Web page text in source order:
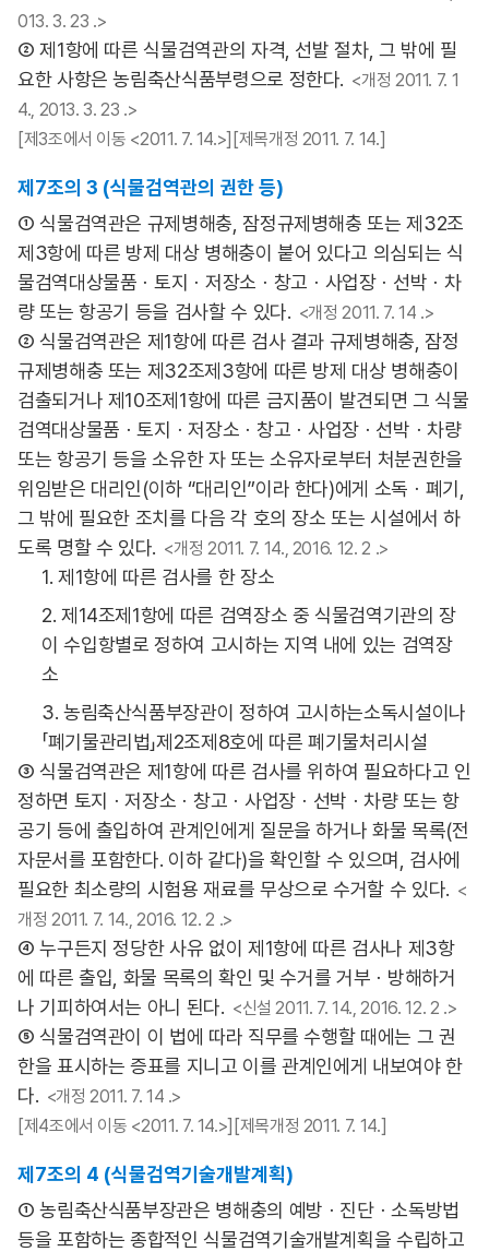
013. 3. 23 .>
② 제1항에 따른 식물검역관의 자격, 선발 절차, 그 밖에 필
요한 사항은 농림축산식품부령으로 정한다. <개정 2011. 7. 1
4., 2013. 3. 23 .>
[제3조에서 이동 <2011. 7. 14.>][제목개정 2011. 7. 14.]
제7조의 3 (식물검역관의 권한 등)
① 식물검역관은 규제병해충, 잠정규제병해충 또는 제32조
제3항에 따른 방제 대상 병해충이 붙어 있다고 의심되는 식
물검역대상물품ㆍ토지ㆍ저장소ㆍ창고ㆍ사업장ㆍ선박ㆍ차
량 또는 항공기 등을 검사할 수 있다. <개정 2011. 7. 14 .>
② 식물검역관은 제1항에 따른 검사 결과 규제병해충, 잠정
규제병해충 또는 제32조제3항에 따른 방제 대상 병해충이
검출되거나 제10조제1항에 따른 금지품이 발견되면 그 식물
검역대상물품ㆍ토지ㆍ저장소ㆍ창고ㆍ사업장ㆍ선박ㆍ차량
또는 항공기 등을 소유한 자 또는 소유자로부터 처분권한을
위임받은 대리인(이하 “대리인”이라 한다)에게 소독ㆍ폐기,
그 밖에 필요한 조치를 다음 각 호의 장소 또는 시설에서 하
도록 명할 수 있다. <개정 2011. 7. 14., 2016. 12. 2 .>
1. 제1항에 따른 검사를 한 장소
2. 제14조제1항에 따른 검역장소 중 식물검역기관의 장
이 수입항별로 정하여 고시하는 지역 내에 있는 검역장
소
3. 농림축산식품부장관이 정하여 고시하는소독시설이나
「폐기물관리법」제2조제8호에 따른 폐기물처리시설
③ 식물검역관은 제1항에 따른 검사를 위하여 필요하다고 인
정하면 토지ㆍ저장소ㆍ창고ㆍ사업장ㆍ선박ㆍ차량 또는 항
공기 등에 출입하여 관계인에게 질문을 하거나 화물 목록(전
자문서를 포함한다. 이하 같다)을 확인할 수 있으며, 검사에
필요한 최소량의 시험용 재료를 무상으로 수거할 수 있다. <
개정 2011. 7. 14., 2016. 12. 2 .>
④ 누구든지 정당한 사유 없이 제1항에 따른 검사나 제3항
에 따른 출입, 화물 목록의 확인 및 수거를 거부ㆍ방해하거
나 기피하여서는 아니 된다. <신설 2011. 7. 14., 2016. 12. 2 .>
⑤ 식물검역관이 이 법에 따라 직무를 수행할 때에는 그 권
한을 표시하는 증표를 지니고 이를 관계인에게 내보여야 한
다. <개정 2011. 7. 14 .>
[제4조에서 이동 <2011. 7. 14.>][제목개정 2011. 7. 14.]
제7조의 4 (식물검역기술개발계획)
① 농림축산식품부장관은 병해충의 예방ㆍ진단ㆍ소독방법
등을 포함하는 종합적인 식물검역기술개발계획을 수립하고